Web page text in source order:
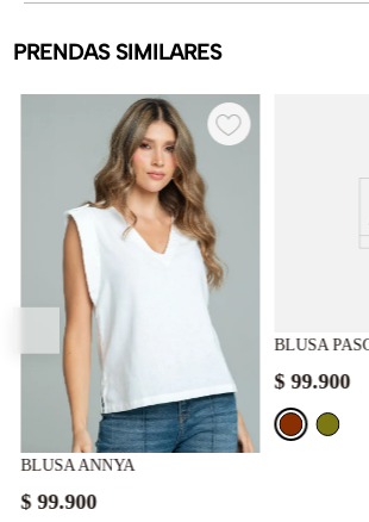
PRENDAS SIMILARES
BLUSA ANNYA
$ 99.900
BLUSA
$ 99.900